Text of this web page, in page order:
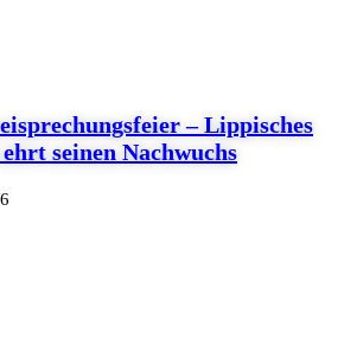
– Lippisches
seinen Nachwuchs